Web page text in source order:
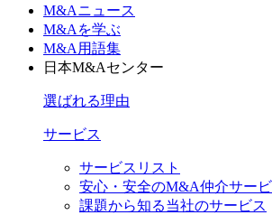
M&Aニュース
M&Aを学ぶ
M&A用語集
日本M&Aセンター
選ばれる理由
サービス
サービスリスト
安心・安全のM&A仲介サー
課題から知る当社のサービス